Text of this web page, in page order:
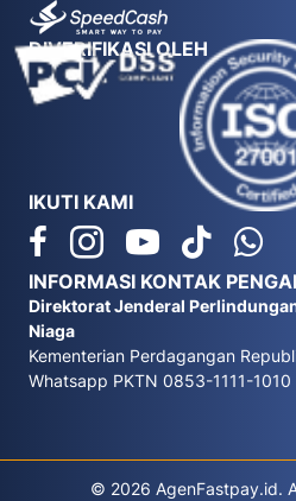
DIVERIFIKASI OLEH
IKUTI KAMI
INFORMASI KONTAK
Direktorat Jenderal
Niaga
Kementerian Perdagangan
Whatsapp PKTN 0853-1111-1010
© 2026 AgenFastpay.id.